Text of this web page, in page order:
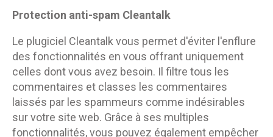
Protection anti-spam Cleantalk
Le plugiciel Cleantalk vous permet d'éviter l'enflure
des fonctionnalités en vous offrant uniquement
celles dont vous avez besoin. Il filtre tous les
commentaires et classes les commentaires
laissés par les spammeurs comme indésirables
sur votre site web. Grâce à ses multiples
fonctionnalités, vous pouvez également empêcher